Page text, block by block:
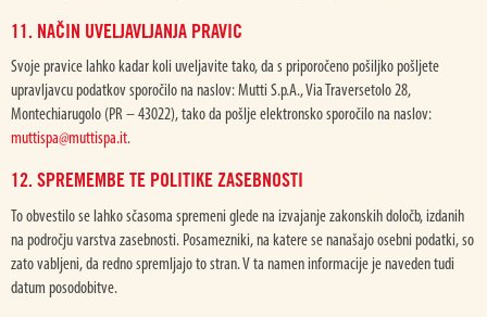
11. NAČIN UVELJAVLJANJA PRAVIC
Svoje pravice lahko kadar koli uveljavite tako, da s priporočeno pošiljko pošljete
upravljavcu podatkov sporočilo na naslov: Mutti S.p.A., Via Traversetolo 28,
Montechiarugolo (PR – 43022), tako da pošlje elektronsko sporočilo na naslov:
muttispa@muttispa.it.
12. SPREMEMBE TE POLITIKE ZASEBNOSTI
To obvestilo se lahko sčasoma spremeni glede na izvajanje zakonskih določb, izdanih
na področju varstva zasebnosti. Posamezniki, na katere se nanašajo osebni podatki, so
zato vabljeni, da redno spremljajo to stran. V ta namen informacije je naveden tudi
datum posodobitve.